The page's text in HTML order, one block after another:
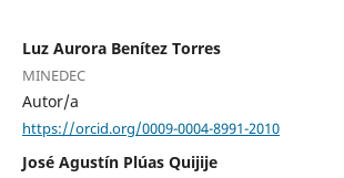
Luz Aurora Benítez Torres
MINEDEC
Autor/a
https://orcid.org/0009-0004-8991-2010
José Agustín Plúas Quijije